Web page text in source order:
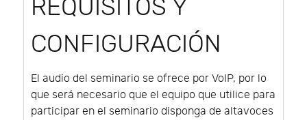
REQUISITOS Y
CONFIGURACIÓN
El audio del seminario se ofrece por VoIP, por lo
que será necesario que el equipo que utilice para
participar en el seminario disponga de altavoces